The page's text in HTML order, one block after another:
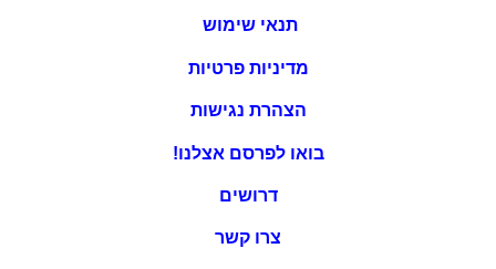
תנאי שימוש
מדיניות פרטיות
הצהרת נגישות
בואו לפרסם אצלנו!
דרושים
צרו קשר